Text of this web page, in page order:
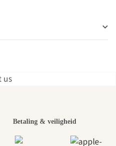
paden
Betaling & veiligheid